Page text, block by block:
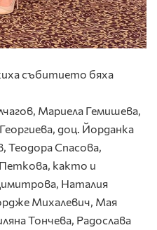
събитието бяха
Мариела Гемишева,
доц. Йорданка
Теодора Спасова,
както и
Наталия
Михалевич, Мая
Тончева, Радослава